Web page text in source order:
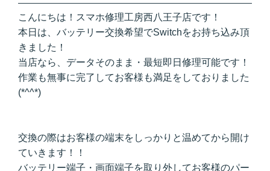
こんにちは！スマホ修理工房西八王子店です！
本日は、バッテリー交換希望でSwitchをお持ち込み頂
きました！
当店なら、データそのまま・最短即日修理可能です！
作業も無事に完了してお客様も満足をしておりました
(*^^*)
交換の際はお客様の端末をしっかりと温めてから開け
ていきます！！
バッテリー端子・画面端子を取り外してお客様のパー